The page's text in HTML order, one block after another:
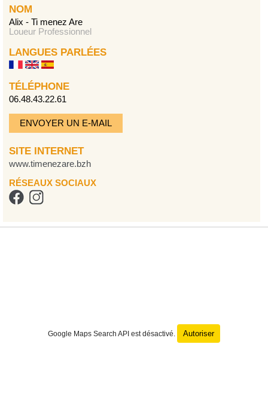
NOM
Alix - Ti menez Are
Loueur Professionnel
LANGUES PARLÉES
TÉLÉPHONE
06.48.43.22.61
ENVOYER UN E-MAIL
SITE INTERNET
www.timenezare.bzh
RÉSEAUX SOCIAUX
Google Maps Search API est désactivé. Autoriser